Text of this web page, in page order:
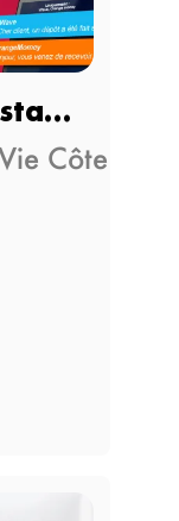
Paiement de prestations par…
Côte